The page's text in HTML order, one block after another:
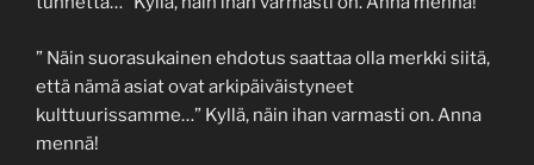
” Näin suorasukainen ehdotus saattaa olla merkki siitä,
että nämä asiat ovat arkipäiväistyneet
kulttuurissamme…” Kyllä, näin ihan varmasti on. Anna
mennä!